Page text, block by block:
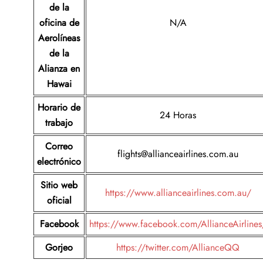
de la
oficina de
Aerolíneas
de la
Alianza en
Hawai
N/A
Horario de
trabajo
24 Horas
Correo
electrónico
flights@allianceairlines.com.au
Sitio web
oficial
https://www.allianceairlines.com.au/
Facebook
https://www.facebook.com/
Gorjeo
https://twitter.com/AllianceQQ